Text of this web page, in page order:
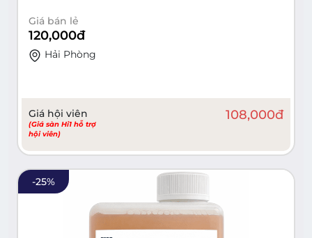
Giá bán lẻ
120,000đ
Hải Phòng
Giá hội viên
(Giá sàn Hi1 hỗ trợ
hội viên)
108,000đ
-25%